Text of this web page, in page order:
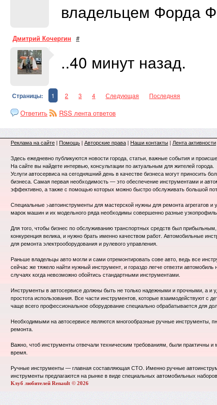
владельцем Форда
Дмитрий Кочергин #
..40 минут назад.
Страницы: 1 2 3 4 Следующая Последняя
Ответить RSS лента ответов
Реклама на сайте | Помощь | Авторские права | Наши контакты | Лента активности
Здесь ежедневно публикуются новости города, статьи, важные события и
На сайте вы найдете интервью, консультации по актуальным для жителей города.
Услуги автосервиса на сегодняшний день в качестве бизнеса могут приносить
бизнеса. Самая первая необходимость — это обеспечение инструментами и
эффективно, а также с помощью которых можно быстро обслуживать большой
Специальные >автоинструменты для мастерской нужны для ремонта агрегатов
марок машин и их модельного ряда необходимы совершенно разные
Для того, чтобы бизнес по обслуживанию транспортных средств был
конкуренция велика, и нужно брать именно качеством работ. Автомобильные
для ремонта электрооборудования и рулевого управления.
Раньше владельцы авто могли и сами отремонтировать сове авто, ведь все
сейчас же тяжело найти нужный инструмент, и гораздо легче отвезти
случаях когда невозможно обойтись стандартными инструментами.
Инструменты в автосервисе должны быть не только надежными и прочными, а и
простота использования. Все части инструментов, которые взаимодействуют
чаще всего профессиональное оборудование специально обрабатывается для
Необходимыми на автосервисе являются многообразные ручные инструменты,
ремонта.
Важно, чтоб инструменты отвечали техническим требованиям, были практичны
время.
Ручные инструменты — главная составляющая СТО. Именно ручные
инструменты предлагаются на рынке в виде специальных автомобильных
Клуб любителей Renault © 2026